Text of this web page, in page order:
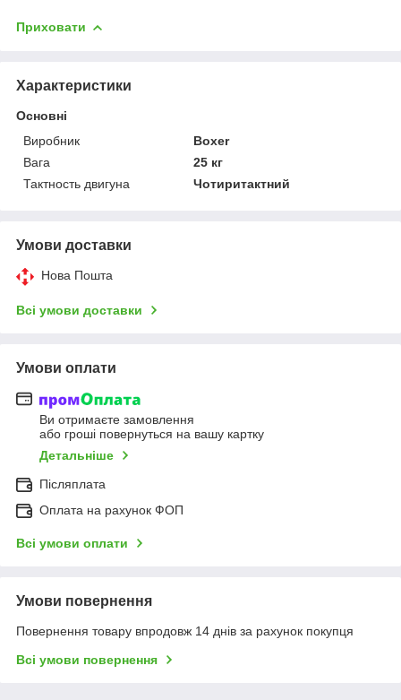
Приховати
Характеристики
Основні
Виробник
Boxer
Вага
25 кг
Тактность двигуна
Чотиритактний
Умови доставки
Нова Пошта
Всі умови доставки
Умови оплати
Ви отримаєте замовлення
або гроші повернуться на вашу картку
Детальніше
Післяплата
Оплата на рахунок ФОП
Всі умови оплати
Умови повернення
Повернення товару впродовж 14 днів за рахунок покупця
Всі умови повернення